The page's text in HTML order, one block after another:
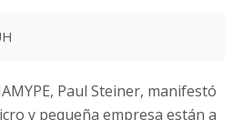
Paul Steiner, manifestó
y pequeña empresa están a